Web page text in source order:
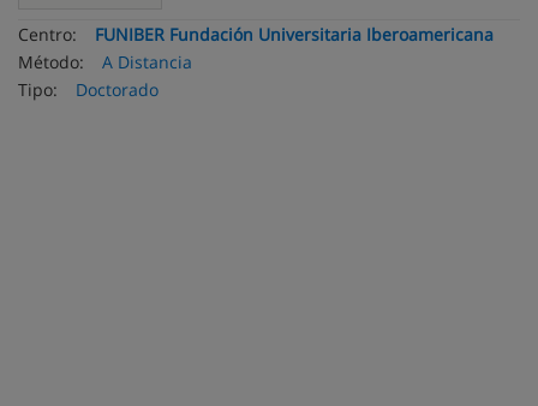
Centro:
FUNIBER Fundación Universitaria Iberoamericana
Método:
A Distancia
Tipo:
Doctorado